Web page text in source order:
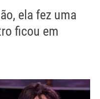
ela fez uma
ficou em